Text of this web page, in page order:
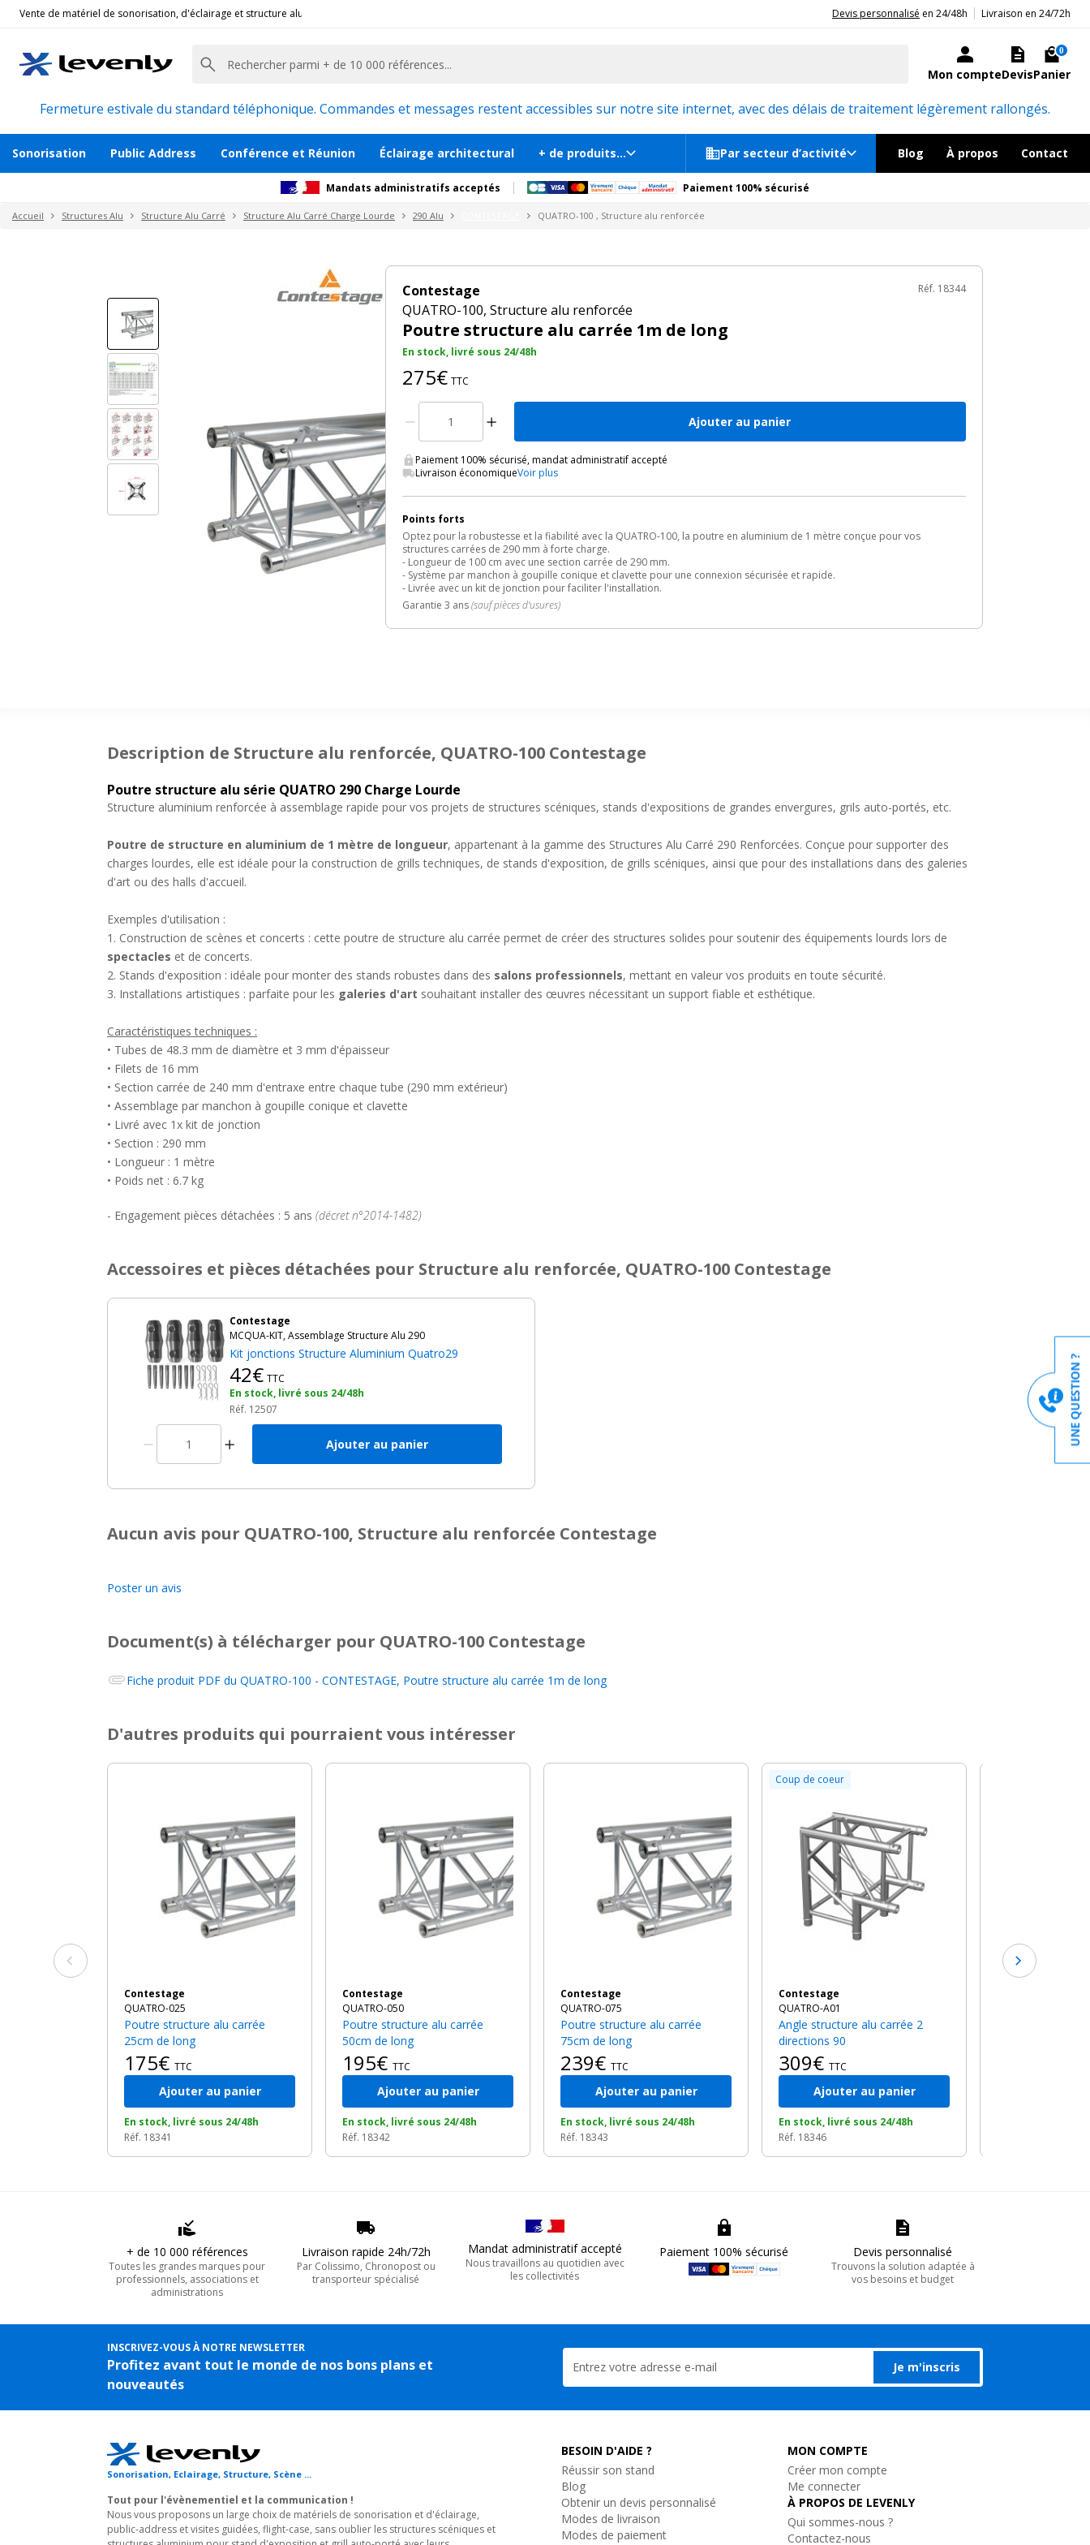
Vente de matériel de sonorisation, d'éclairage et structure alu pour l'évènementiel et la communication, stand exposition, scène, podium et estrade, etc. | 20ans d'expérience aux côtés des professionnels et acteurs publics.
Devis personnalisé en 24/48h Livraison en 24/72h
Mon compteDevisPanier
0
Fermeture estivale du standard téléphonique. Commandes et messages restent accessibles sur notre site internet, avec des délais de traitement légèrement rallongés.
Sonorisation Public Address Conférence et Réunion Éclairage architectural + de produits... Par secteur d’activité Blog À propos Contact
Mandats administratifs acceptés Paiement 100% sécurisé
Accueil Structures Alu Structure Alu Carré Structure Alu Carré Charge Lourde 290 Alu QUATRO-100 , Structure alu renforcée
Contestage
QUATRO-100, Structure alu renforcée
Poutre structure alu carrée 1m de long
Réf. 18344
En stock, livré sous 24/48h
275€ TTC
Ajouter au panier
Paiement 100% sécurisé, mandat administratif accepté
Livraison économiqueVoir plus
Points forts
Optez pour la robustesse et la fiabilité avec la QUATRO-100, la poutre en aluminium de 1 mètre conçue pour vos
structures carrées de 290 mm à forte charge.
- Longueur de 100 cm avec une section carrée de 290 mm.
- Système par manchon à goupille conique et clavette pour une connexion sécurisée et rapide.
- Livrée avec un kit de jonction pour faciliter l'installation.
Garantie 3 ans(sauf pièces d'usures)
Description de Structure alu renforcée, QUATRO-100 Contestage
Poutre structure alu série QUATRO 290 Charge Lourde
Structure aluminium renforcée à assemblage rapide pour vos projets de structures scéniques, stands d'expositions de grandes envergures, grils auto-portés, etc.
Poutre de structure en aluminium de 1 mètre de longueur, appartenant à la gamme des Structures Alu Carré 290 Renforcées. Conçue pour supporter des
charges lourdes, elle est idéale pour la construction de grills techniques, de stands d'exposition, de grills scéniques, ainsi que pour des installations dans des galeries
d'art ou des halls d'accueil.
Exemples d'utilisation :
1. Construction de scènes et concerts : cette poutre de structure alu carrée permet de créer des structures solides pour soutenir des équipements lourds lors de
spectacles et de concerts.
2. Stands d'exposition : idéale pour monter des stands robustes dans des salons professionnels, mettant en valeur vos produits en toute sécurité.
3. Installations artistiques : parfaite pour les galeries d'art souhaitant installer des œuvres nécessitant un support fiable et esthétique.
Caractéristiques techniques :
• Tubes de 48.3 mm de diamètre et 3 mm d'épaisseur
• Filets de 16 mm
• Section carrée de 240 mm d'entraxe entre chaque tube (290 mm extérieur)
• Assemblage par manchon à goupille conique et clavette
• Livré avec 1x kit de jonction
• Section : 290 mm
• Longueur : 1 mètre
• Poids net : 6.7 kg
- Engagement pièces détachées : 5 ans (décret n°2014-1482)
Accessoires et pièces détachées pour Structure alu renforcée, QUATRO-100 Contestage
Contestage
MCQUA-KIT, Assemblage Structure Alu 290
Kit jonctions Structure Aluminium Quatro29
42€ TTC
En stock, livré sous 24/48h
Réf. 12507
Ajouter au panier
Aucun avis pour QUATRO-100, Structure alu renforcée Contestage
Poster un avis
Document(s) à télécharger pour QUATRO-100 Contestage
Fiche produit PDF du QUATRO-100 - CONTESTAGE, Poutre structure alu carrée 1m de long
D'autres produits qui pourraient vous intéresser
Contestage
QUATRO-025
Poutre structure alu carrée
25cm de long
175€ TTC
Ajouter au panier
En stock, livré sous 24/48h
Réf. 18341
Contestage
QUATRO-050
Poutre structure alu carrée
50cm de long
195€ TTC
Ajouter au panier
En stock, livré sous 24/48h
Réf. 18342
Contestage
QUATRO-075
Poutre structure alu carrée
75cm de long
239€ TTC
Ajouter au panier
En stock, livré sous 24/48h
Réf. 18343
Coup de coeur
Contestage
QUATRO-A01
Angle structure alu carrée 2
directions 90
309€ TTC
Ajouter au panier
En stock, livré sous 24/48h
Réf. 18346
+ de 10 000 références
Toutes les grandes marques pour
professionnels, associations et
administrations
Livraison rapide 24h/72h
Par Colissimo, Chronopost ou
transporteur spécialisé
Mandat administratif accepté
Nous travaillons au quotidien avec
les collectivités
Paiement 100% sécurisé Devis personnalisé
Trouvons la solution adaptée à
vos besoins et budget
INSCRIVEZ-VOUS À NOTRE NEWSLETTER
Profitez avant tout le monde de nos bons plans et
nouveautés
Je m'inscris
Sonorisation, Eclairage, Structure, Scène ...
Tout pour l'évènementiel et la communication !
Nous vous proposons un large choix de matériels de sonorisation et d'éclairage,
public-address et visites guidées, flight-case, sans oublier les structures scéniques et
BESOIN D'AIDE ?
Réussir son stand
Blog
Obtenir un devis personnalisé
Modes de livraison
Modes de paiement
MON COMPTE
Créer mon compte
Me connecter
À PROPOS DE LEVENLY
Qui sommes-nous ?
Contactez-nous